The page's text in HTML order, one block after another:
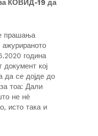
КОВИД-19 да
прашања
ажурираното
година
кој
да се дојде до
тоа: Дали
не нѐ
исто така и